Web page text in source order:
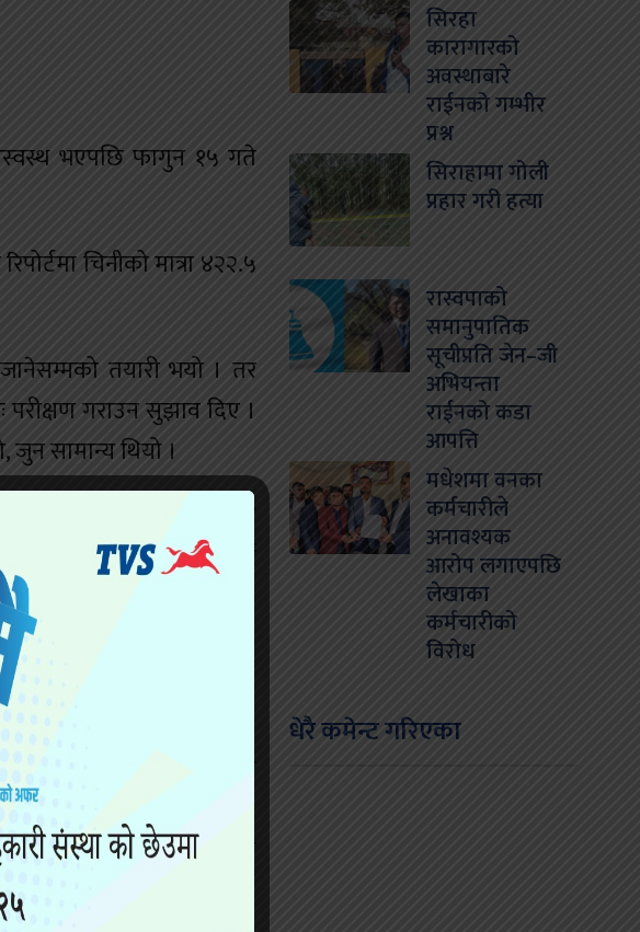
भएपछि फागुन १५ गते
चिनीको मात्रा ४२२.५
तयारी भयो । तर
गराउन सुझाव दिए ।
जुन सामान्य थियो ।
लैजाने तयारी थाल्यौं’
परीक्षण गराउँदा रिपोर्ट
।
गराउँदै आएकी छन् । गत माघ
‘ओ’ पोजेटिभ आयो ।
अस्पतालमै गत ११ असोजमा
सिरहा
कारागारको
अवस्थाबारे
राईनको गम्भीर
प्रश्न
सिराहामा गोली
प्रहार गरी हत्या
रास्वपाको
समानुपातिक
सूचीप्रति जेन–जी
अभियन्ता
राईनको कडा
आपत्ति
मधेशमा वनका
कर्मचारीले
अनावश्यक
आरोप लगाएपछि
लेखाका
कर्मचारीको
विरोध
धेरै कमेन्ट गरिएका